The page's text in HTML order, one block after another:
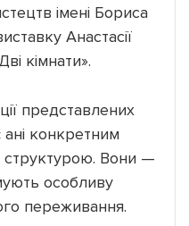
імені Бориса
Анастасії
кімнати».
представлених
ані конкретним
структурою. Вони —
особливу
переживання.